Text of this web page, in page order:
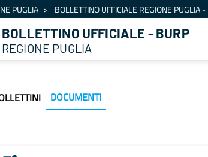
PUGLIA BOLLETTINO UFFICIALE REGIONE PUGLIA
BOLLETTINO UFFICIALE - BURP
REGIONE PUGLIA
DOCUMENTI